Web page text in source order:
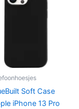
Soft Case
iPhone 13 Pro